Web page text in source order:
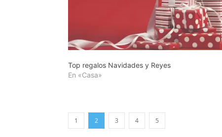
Top regalos Navidades y Reyes
En «Casa»
1 2 3 4 5